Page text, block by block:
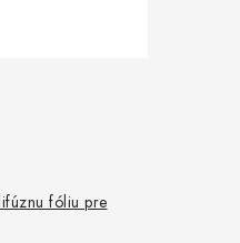
fóliu pre